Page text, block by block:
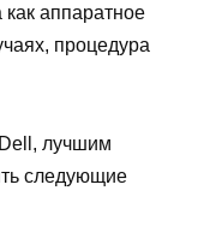
аппаратное
процедура
лучшим
следующие